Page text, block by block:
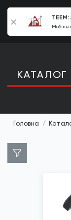
КАТАЛОГ
Головна